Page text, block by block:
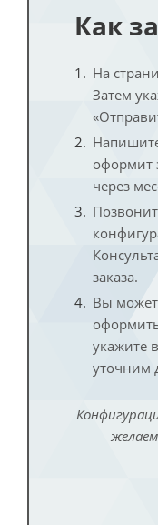
Как
На
Затем
оформит
через
заказа.
Вы
укажите
уточним